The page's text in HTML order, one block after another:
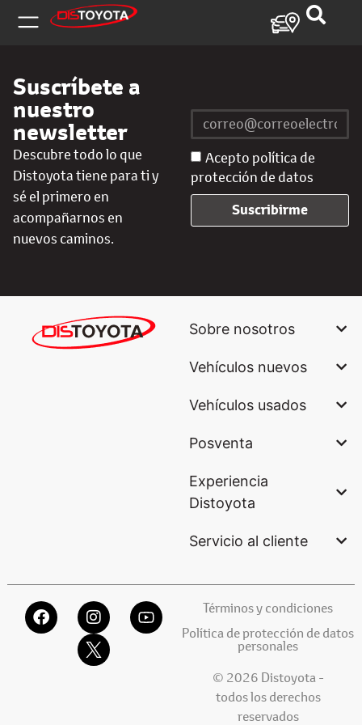
Suscríbete a
nuestro
newsletter
Descubre todo lo que
Distoyota tiene para ti y
sé el primero en
acompañarnos en
nuevos caminos.
Acepto política de
protección de datos
Suscribirme
Sobre nosotros
Vehículos nuevos
Vehículos usados
Posventa
Experiencia
Distoyota
Servicio al cliente
Términos y condiciones
Política de protección de datos
personales
© 2026 Distoyota -
todos los derechos
reservados